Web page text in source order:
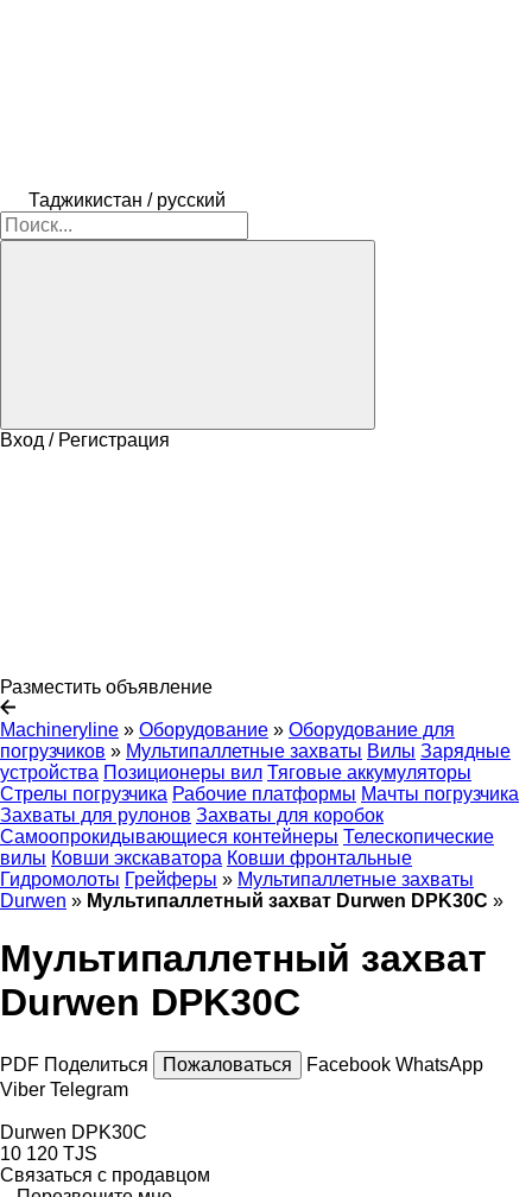
Таджикистан / русский
Вход / Регистрация
Разместить объявление
Machineryline » Оборудование » Оборудование для
погрузчиков » Мультипаллетные захваты Вилы Зарядные
устройства Позиционеры вил Тяговые аккумуляторы
Стрелы погрузчика Рабочие платформы Мачты погрузчика
Захваты для рулонов Захваты для коробок
Самоопрокидывающиеся контейнеры Телескопические
вилы Ковши экскаватора Ковши фронтальные
Гидромолоты Грейферы » Мультипаллетные захваты
Durwen » Мультипаллетный захват Durwen DPK30C »
Мультипаллетный захват
Durwen DPK30C
PDF Поделиться Пожаловаться Facebook WhatsApp
Viber Telegram
Durwen DPK30C
10 120 TJS
Связаться с продавцом